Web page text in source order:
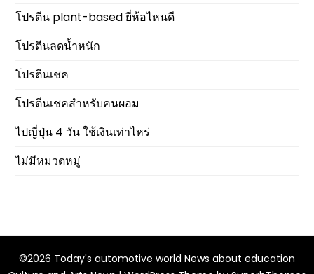
โปรตีน plant-based ยี่ห้อไหนดี
โปรตีนลดน้ำหนัก
โปรตีนเชค
โปรตีนเชคสำหรับคนผอม
ไปญี่ปุ่น 4 วัน ใช้เงินเท่าไหร่
ไม่มีหมวดหมู่
©2026 Today's automotive world News about education